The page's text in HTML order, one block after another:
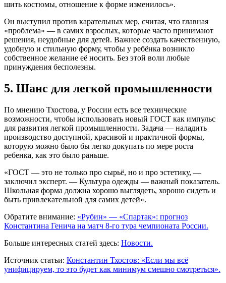
шить костюмы, отношение к форме изменилось».
Он выступил против карательных мер, считая, что главная
«проблема» — в самих взрослых, которые часто принимают
решения, неудобные для детей. Важнее создать качественную,
удобную и стильную форму, чтобы у ребёнка возникло
собственное желание её носить. Без этой воли любые
принуждения бесполезны.
5. Шанс для легкой промышленности
По мнению Тхостова, у России есть все технические
возможности, чтобы использовать новый ГОСТ как импульс
для развития легкой промышленности. Задача — наладить
производство доступной, красивой и практичной формы,
которую можно было бы легко докупать по мере роста
ребенка, как это было раньше.
«ГОСТ — это не только про сырьё, но и про эстетику, —
заключил эксперт. — Культура одежды — важный показатель.
Школьная форма должна хорошо выглядеть, хорошо сидеть и
быть привлекательной для самих детей».
Обратите внимание: «Рубин» — «Спартак»: прогноз
Константина Генича на матч 8-го тура чемпионата России.
Больше интересных статей здесь: Новости.
Источник статьи: Константин Тхостов: «Если мы всё
унифицируем, то это будет как минимум смешно смотреться».